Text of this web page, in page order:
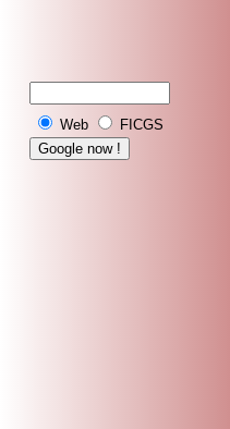
Web FICGS